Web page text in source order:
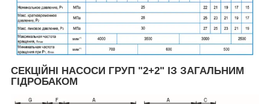
СЕКЦІЙНІ НАСОСИ ГРУП "2+2" ІЗ ЗАГАЛЬНИМ
ГІДРОБАКОМ